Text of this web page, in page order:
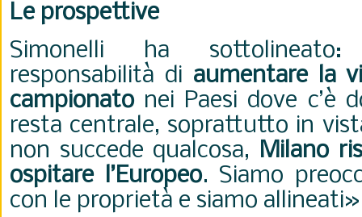
Le prospettive
Simonelli ha
responsabilità di aumentare la
campionatonei Paesi dove c’è
resta centrale, soprattutto in
non succede qualcosa, Milano
ospitare l’Europeo. Siamo
con le proprietà e siamo